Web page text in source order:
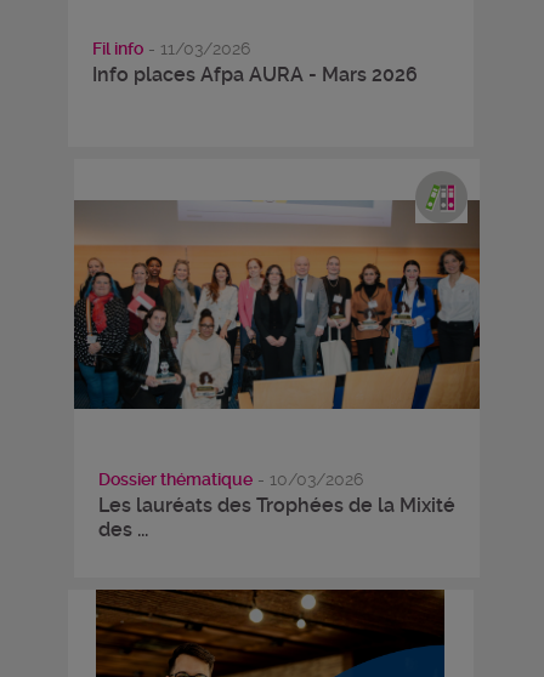
Fil info - 11/03/2026
Info places Afpa AURA - Mars 2026
Dossier thématique- 10/03/2026
Les lauréats des Trophées de la Mixité
des ...